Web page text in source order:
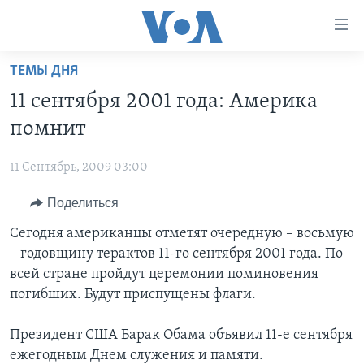
Перейти
основной
контент
навигации
Перейти
поиск
НОВОСТИ ЗА МИНУТУ
ИТОГИ
ПОЧЕМУ ЭТО ВАЖНО?
ДИСКУССИЯ VOA
ДЕТАЛИ
АМЕРИКА. БОЛЬШОЕ ПУТЕШЕСТВИЕ
УЧИМ АНГЛИЙСКИЙ
НАША АМЕРИКАНСКАЯ ИСТОРИЯ
А КАК В АМЕРИКЕ?
АРТЕФАКТЫ
АМЕРИКАНСКИЕ ГОРОДКИ
ЭКСПЕРТИЗА
ИНТЕРВЬЮ
ФАКТЫ ПРОТИВ ФЕЙКОВ
ЗА СВОБОДУ ПРЕССЫ
УЧИМ АНГЛИЙСКИЙ
ПОДПИСКА НА НОВОСТИ
ТЕМЫ ДНЯ
11 сентября 2001 года: Америка
помнит
11 Сентябрь, 2009 03:00
Поделиться
Сегодня американцы отметят очередную – восьмую
– годовщину терактов 11-го сентября 2001 года. По
всей стране пройдут церемонии поминовения
погибших. Будут приспущены флаги.
Президент США Барак Обама объявил 11-е сентября
ежегодным Днем служения и памяти.